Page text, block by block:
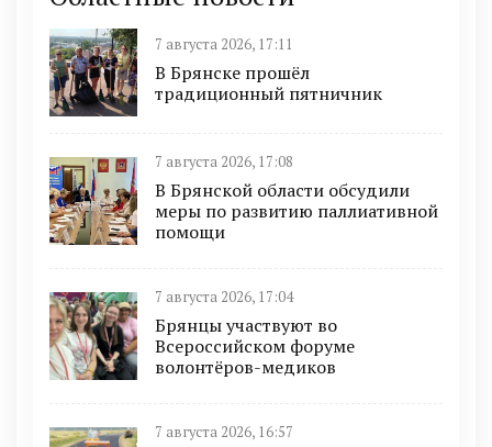
7 августа 2026, 17:11
В Брянске прошёл
традиционный пятничник
7 августа 2026, 17:08
В Брянской области обсудили
меры по развитию паллиативной
помощи
7 августа 2026, 17:04
Брянцы участвуют во
Всероссийском форуме
волонтёров-медиков
7 августа 2026, 16:57